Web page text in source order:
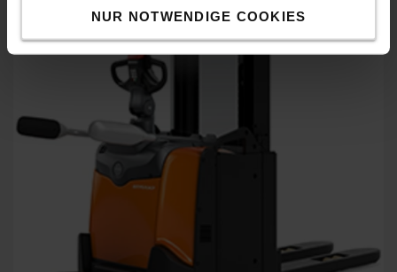
NUR NOTWENDIGE COOKIES